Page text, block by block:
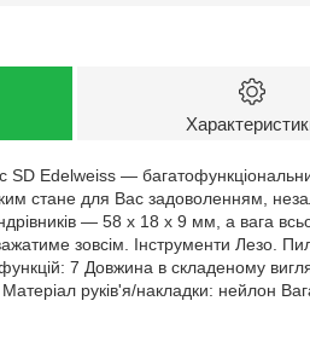
Edelweiss —
стане для Вас задоволенням,
— 58 х 18 х 9 мм, а вага
зовсім. Інструменти Лезо.
функцій: 7 Довжина в складеному
руків'я/накладки: нейлон